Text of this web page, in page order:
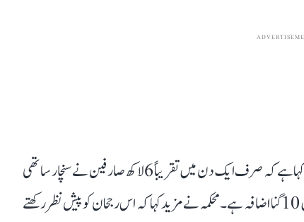
قابل ذکر ہے کہ محکمۂ ٹیلی مواصلات نے اپنے تازہ بیان میں کہا ہے کہ صرف ایک دن میں تقریباً 6 لاکھ صارفین نے سنچار ساتھی
ایپ ڈاؤنلوڈ کرنے کے لیے رجسٹریشن کرایا، جو استعمال میں 10 گنا اضافہ ہے۔ محکمہ نے مزید کہا کہ اس رجحان کو پیش نظر رکھتے